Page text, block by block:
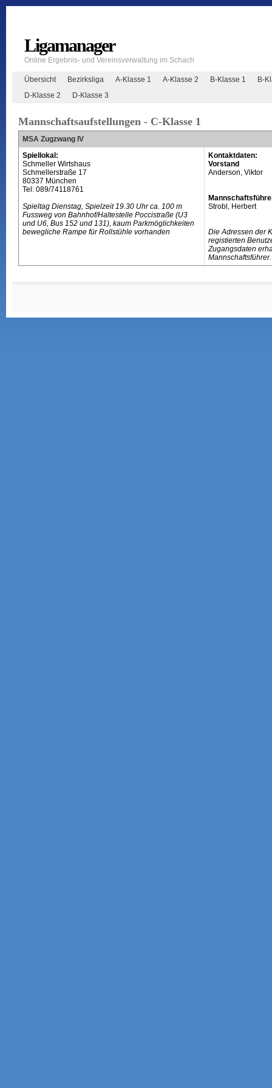
Ligamanager
Online Ergebnis- und Vereinsverwaltung im Schach
Übersicht Bezirksliga A-Klasse 1 A-Klasse 2 B-Klasse 1
B-
D-Klasse 2
D-Klasse 3
Mannschaftsaufstellungen - C-Klasse 1
MSA Zugzwang IV
Spiellokal:
Schmeller Wirtshaus
Schmellerstraße 17
80337 München
Tel: 089/74118761
Spieltag Dienstag, Spielzeit 19.30 Uhr ca. 100 m
Fussweg von Bahnhof/Haltestelle Poccistraße (U3
und U6, Bus 152 und 131), kaum Parkmöglichkeiten
bewegliche Rampe für Rollstühle vorhanden
Kontaktdaten:
Vorstand
Anderson, Viktor
Strobl, Herbert
Die Adressen der
registierten
Zugangsdaten
Mannschaftsführer.